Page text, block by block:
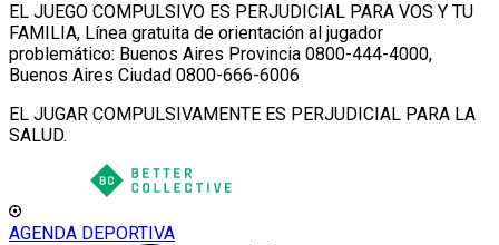
EL JUEGO COMPULSIVO ES PERJUDICIAL PARA VOS Y TU
FAMILIA, Línea gratuita de orientación al jugador
problemático: Buenos Aires Provincia 0800-444-4000,
Buenos Aires Ciudad 0800-666-6006
EL JUGAR COMPULSIVAMENTE ES PERJUDICIAL PARA LA
SALUD.
AGENDA DEPORTIVA